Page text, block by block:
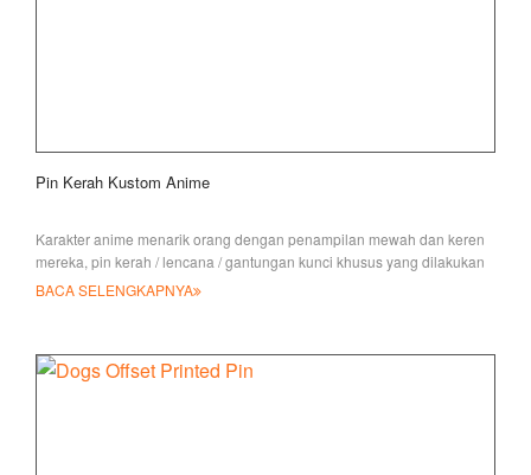
Pin Kerah Kustom Anime
Karakter anime menarik orang dengan penampilan mewah dan keren
mereka, pin kerah / lencana / gantungan kunci khusus yang dilakukan
dengan desain seperti itu
BACA SELENGKAPNYA